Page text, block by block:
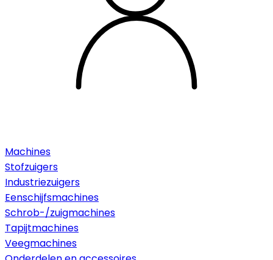
Machines
Stofzuigers
Industriezuigers
Eenschijfsmachines
Schrob-/zuigmachines
Tapijtmachines
Veegmachines